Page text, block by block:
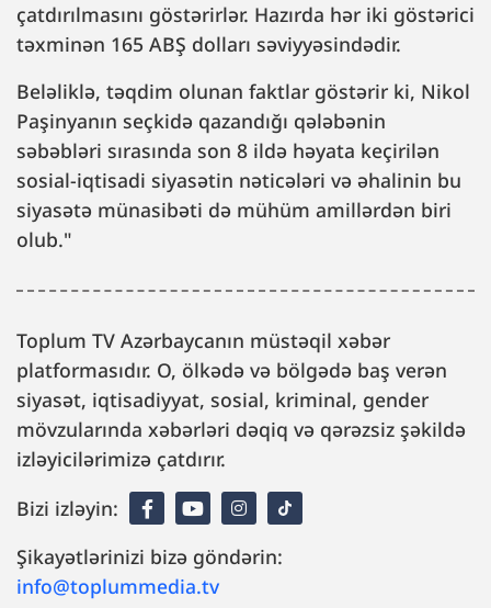
çatdırılmasını göstərirlər. Hazırda hər iki göstərici
təxminən 165 ABŞ dolları səviyyəsindədir.
Beləliklə, təqdim olunan faktlar göstərir ki, Nikol
Paşinyanın seçkidə qazandığı qələbənin
səbəbləri sırasında son 8 ildə həyata keçirilən
sosial-iqtisadi siyasətin nəticələri və əhalinin bu
siyasətə münasibəti də mühüm amillərdən biri
olub."
Toplum TV Azərbaycanın müstəqil xəbər
platformasıdır. O, ölkədə və bölgədə baş verən
siyasət, iqtisadiyyat, sosial, kriminal, gender
mövzularında xəbərləri dəqiq və qərəzsiz şəkildə
izləyicilərimizə çatdırır.
Bizi izləyin:
Şikayətlərinizi bizə göndərin:
info@toplummedia.tv